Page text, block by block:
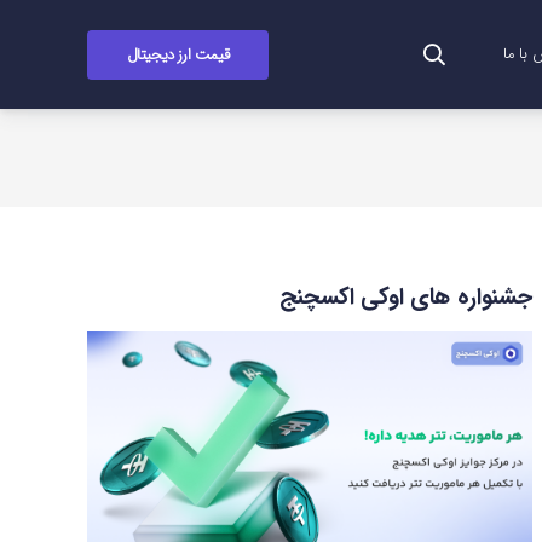
با ما قیمت ارز دیجیتال
جشنواره های اوکی اکسچنج